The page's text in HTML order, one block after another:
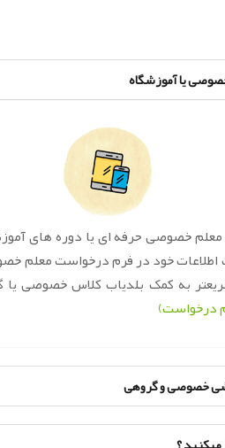
یا آموزشگاه
معلم خصوصی حرفه ای یا دوره های
اطلاعات خود در فرم درخواست معلم
به کمک بلدیاب کلاس خصوصی
درخواست)
خصوصی و گروهی